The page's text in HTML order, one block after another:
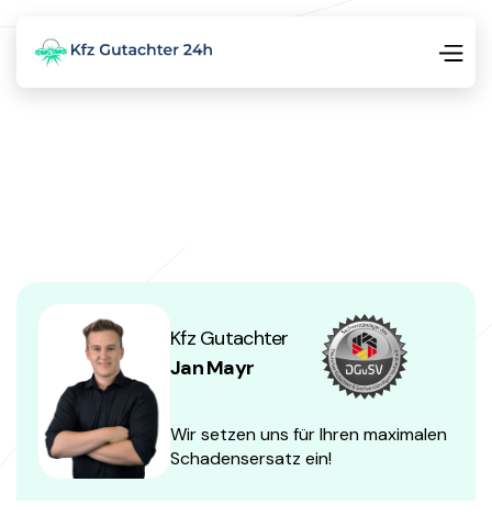
Kfz Gutachter
Jan Mayr
Wir setzen uns für Ihren maximalen
Schadensersatz ein!